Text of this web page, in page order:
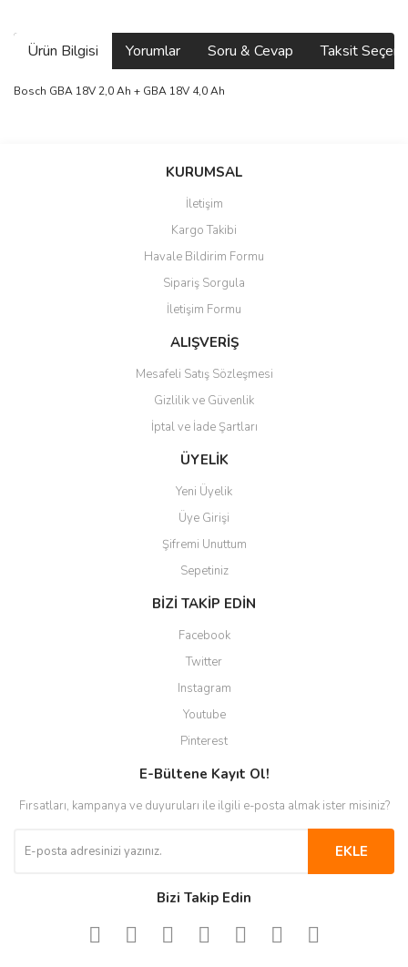
Ürün Bilgisi Yorumlar Soru & Cevap Taksit
Bosch GBA 18V 2,0 Ah + GBA 18V 4,0 Ah
Bu ürüne ilk yorumu siz yapın!
Ürün hakkında henüz soru sorulmamış.
Ürün resmi kalitesiz, bozuk veya görüntülenemiyor.
Ürün açıklamasında eksik bilgiler bulunuyor.
Ürün bilgilerinde hatalar bulunuyor.
Ürün fiyatı diğer sitelerden daha pahalı.
Bu ürüne benzer farklı alternatifler olmalı.
Gönder
KURUMSAL
İletişim
Kargo Takibi
Havale Bildirim Formu
Sipariş Sorgula
İletişim Formu
ALIŞVERİŞ
Mesafeli Satış Sözleşmesi
Gizlilik ve Güvenlik
İptal ve İade Şartları
ÜYELİK
Yeni Üyelik
Üye Girişi
Şifremi Unuttum
Sepetiniz
BİZİ TAKİP EDİN
Facebook
Twitter
Instagram
Youtube
Pinterest
E-Bültene Kayıt Ol!
Fırsatları, kampanya ve duyuruları ile ilgili e-posta almak ister misiniz?
EKLE
Bizi Takip Edin